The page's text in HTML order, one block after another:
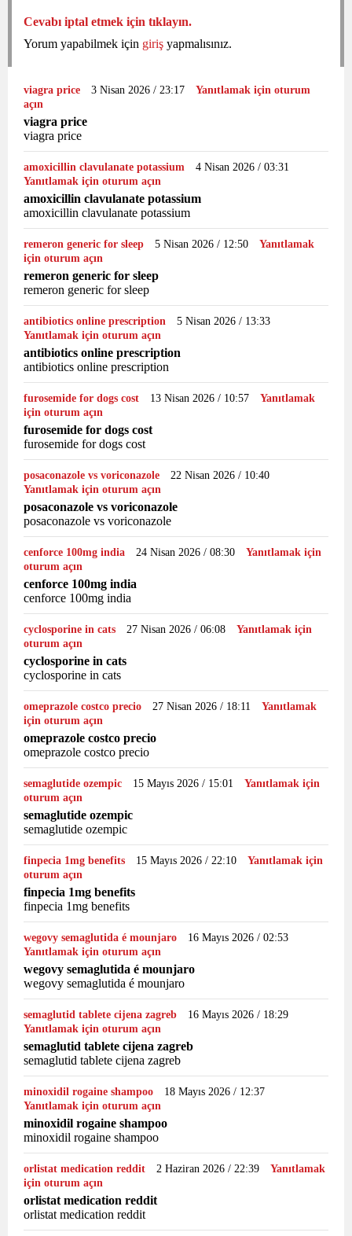
Cevabı iptal etmek için tıklayın.
Yorum yapabilmek için giriş yapmalısınız.
viagra price 3 Nisan 2026 / 23:17
Yanıtlamak için oturum
açın
viagra price
viagra price
amoxicillin clavulanate potassium
4 Nisan 2026 / 03:31
Yanıtlamak için oturum açın
amoxicillin clavulanate potassium
amoxicillin clavulanate potassium
remeron generic for sleep 5 Nisan 2026 / 12:50
Yanıtlamak
için oturum açın
remeron generic for sleep
remeron generic for sleep
antibiotics online prescription
5 Nisan 2026 / 13:33
Yanıtlamak için oturum açın
antibiotics online prescription
antibiotics online prescription
furosemide for dogs cost 13 Nisan 2026 / 10:57
Yanıtlamak
için oturum açın
furosemide for dogs cost
furosemide for dogs cost
posaconazole vs voriconazole
22 Nisan 2026 / 10:40
Yanıtlamak için oturum açın
posaconazole vs voriconazole
posaconazole vs voriconazole
cenforce 100mg india 24 Nisan 2026 / 08:30
Yanıtlamak için
oturum açın
cenforce 100mg india
cenforce 100mg india
cyclosporine in cats 27 Nisan 2026 / 06:08
Yanıtlamak için
oturum açın
cyclosporine in cats
cyclosporine in cats
omeprazole costco precio 27 Nisan 2026 / 18:11
Yanıtlamak
için oturum açın
omeprazole costco precio
omeprazole costco precio
semaglutide ozempic 15 Mayıs 2026 / 15:01
Yanıtlamak için
oturum açın
semaglutide ozempic
semaglutide ozempic
finpecia 1mg benefits 15 Mayıs 2026 / 22:10
Yanıtlamak için
oturum açın
finpecia 1mg benefits
finpecia 1mg benefits
wegovy semaglutida é mounjaro
16 Mayıs 2026 / 02:53
Yanıtlamak için oturum açın
wegovy semaglutida é mounjaro
wegovy semaglutida é mounjaro
semaglutid tablete cijena zagreb
16 Mayıs 2026 / 18:29
Yanıtlamak için oturum açın
semaglutid tablete cijena zagreb
semaglutid tablete cijena zagreb
minoxidil rogaine shampoo
18 Mayıs 2026 / 12:37
Yanıtlamak için oturum açın
minoxidil rogaine shampoo
minoxidil rogaine shampoo
orlistat medication reddit 2 Haziran 2026 / 22:39
Yanıtlamak
için oturum açın
orlistat medication reddit
orlistat medication reddit